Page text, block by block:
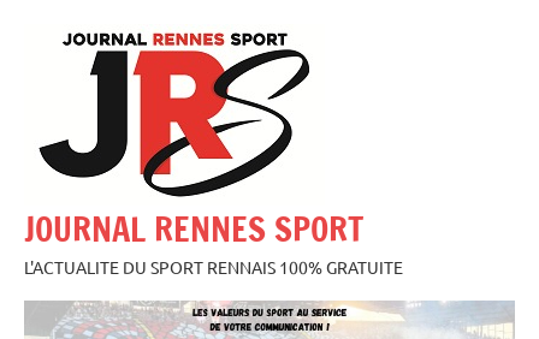
JOURNAL RENNES SPORT
L'ACTUALITE DU SPORT RENNAIS 100% GRATUITE